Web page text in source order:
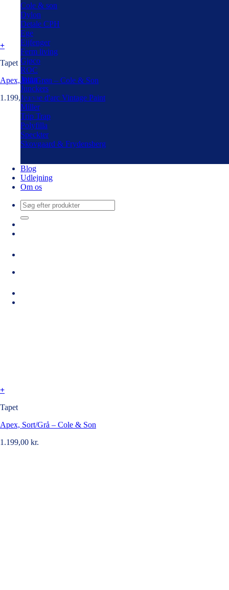
Cole & son
Dylon
Detale CPH
Ege
Eijfenger
Ferm living
Gjøco
ROC
Jotun
Junckers
Jeanne d'arc Vintage Paint
Miller
Trip Trap
Polyfilla
Speckter
Skovgaard & Frydensberg
Blog
Udlejning
Om os
Søg
efter:
+
Tapet
Apex, Blå/Grøn – Cole & Son
1.199,00kr.
+
Tapet
Apex, Sort/Grå – Cole & Son
1.199,00 kr.